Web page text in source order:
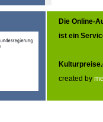
Die Online-
ist ein
created by